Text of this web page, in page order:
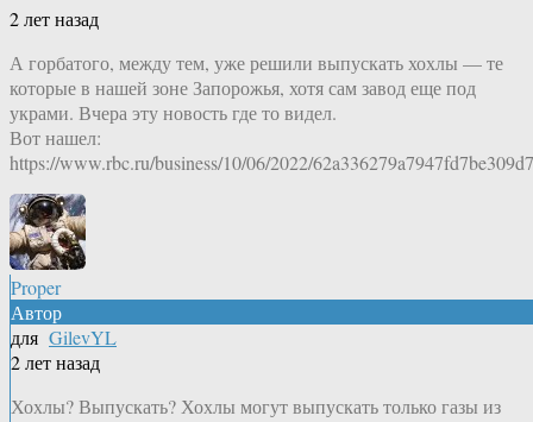
2 лет назад
А горбатого, между тем, уже решили выпускать хохлы — те
которые в нашей зоне Запорожья, хотя сам завод еще под
украми. Вчера эту новость где то видел.
Вот нашел:
https://www.rbc.ru/business/10/06/2022/62a336279a7947fd7be309d7
Proper
Автор
для GilevYL
2 лет назад
Хохлы? Выпускать? Хохлы могут выпускать только газы из